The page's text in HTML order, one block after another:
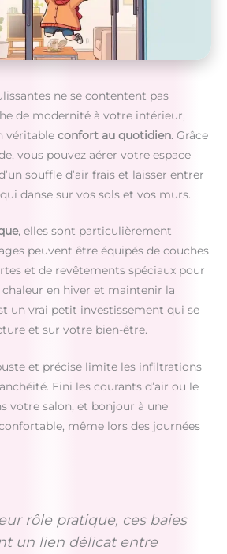
ne se contentent pas
de modernité à votre intérieur,
véritable confort au quotidien. Grâce
vous pouvez aérer votre espace
souffle d’air frais et laisser entrer
danse sur vos sols et vos murs.
, elles sont particulièrement
peuvent être équipés de couches
et de revêtements spéciaux pour
en hiver et maintenir la
un vrai petit investissement qui se
et sur votre bien-être.
et précise limite les infiltrations
Fini les courants d’air ou le
votre salon, et bonjour à une
même lors des journées
rôle pratique, ces baies
un lien délicat entre